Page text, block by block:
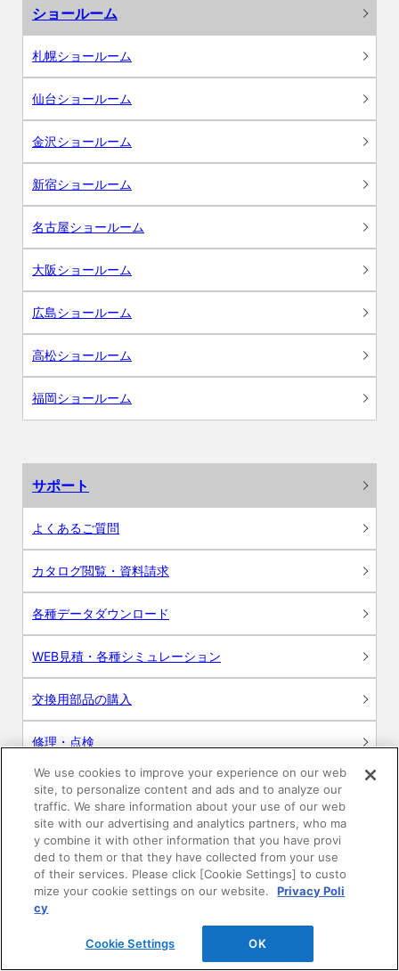
ショールーム
札幌ショールーム
仙台ショールーム
金沢ショールーム
新宿ショールーム
名古屋ショールーム
大阪ショールーム
広島ショールーム
高松ショールーム
福岡ショールーム
サポート
よくあるご質問
カタログ閲覧・資料請求
各種データダウンロード
WEB見積・各種シミュレーション
交換用部品の購入
修理・点検
お問い合わせ
ログイン
建築・設計関係者様向けサイト
ユーザー登録サービス
WEB見積システム
We use cookies to improve your experience on our web
site, to personalize content and ads and to analyze our
traffic. We share information about your use of our web
site with our advertising and analytics partners, who ma
y combine it with other information that you have provi
ded to them or that they have collected from your use
of their services. Please click [Cookie Settings] to custo
mize your cookie settings on our website.
Privacy Poli
cy
Cookie Settings OK